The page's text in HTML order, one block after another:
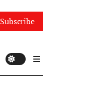
Subscribe